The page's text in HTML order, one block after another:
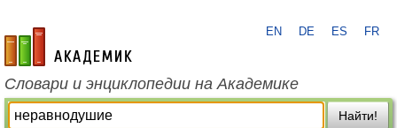
academic.ru
EN DE ES FR
Словари и энциклопедии на Академике
Найти!